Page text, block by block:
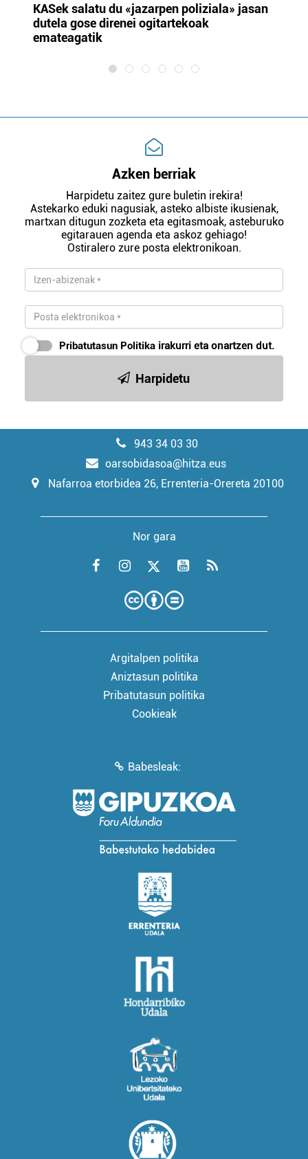
KASek salatu du «jazarpen poliziala» jasan
dutela gose direnei ogitartekoak
emateagatik
Azken berriak
Harpidetu zaitez gure buletin irekira!
Astekarko eduki nagusiak, asteko albiste ikusienak,
martxan ditugun zozketa eta egitasmoak, asteburuko
egitarauen agenda eta askoz gehiago!
Ostiralero zure posta elektronikoan.
Pribatutasun Politika irakurri eta onartzen dut.
Harpidetu
943 34 03 30
oarsobidasoa@hitza.eus
Nafarroa etorbidea 26, Errenteria-Orereta 20100
Nor gara
Argitalpen politika
Aniztasun politika
Pribatutasun politika
Cookieak
Babesleak: